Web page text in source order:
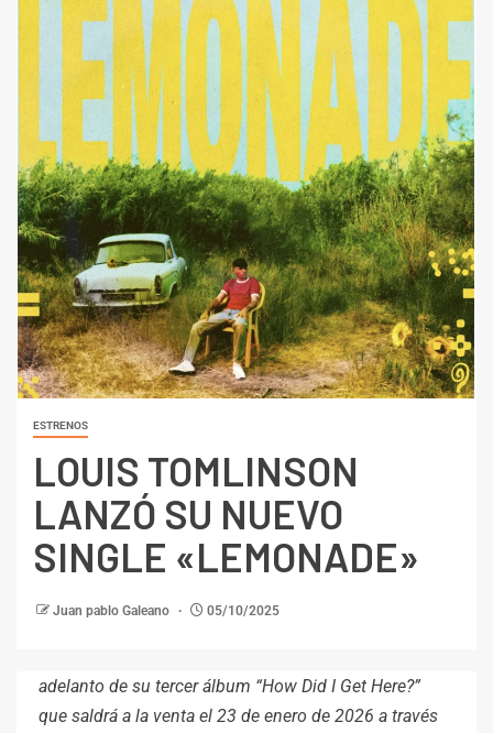
ESTRENOS
LOUIS TOMLINSON
LANZÓ SU NUEVO
SINGLE «LEMONADE»
Juan pablo Galeano 05/10/2025
adelanto de su tercer álbum “How Did I Get Here?”
que saldrá a la venta el 23 de enero de 2026 a través